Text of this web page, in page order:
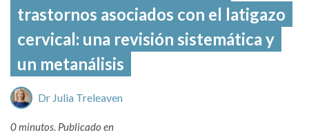
trastornos asociados con el latigazo
cervical: una revisión sistemática y
un metanálisis
Dr Julia Treleaven
0 minutos. Publicado en